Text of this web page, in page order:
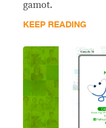
gamot.
KEEP READING